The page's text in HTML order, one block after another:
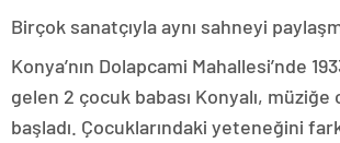
Birçok sanatçıyla aynı sahneyi
Konya’nın Dolapcami Mahallesi’nde
gelen 2 çocuk babası Konyalı, müziğe
başladı. Çocuklarındaki yeteneğini